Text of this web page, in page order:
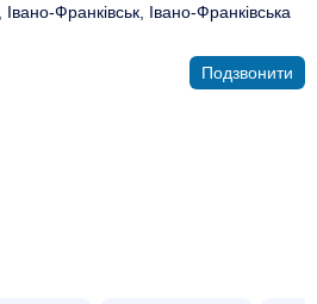
Франківськ, Івано-Франківська
Подзвонити